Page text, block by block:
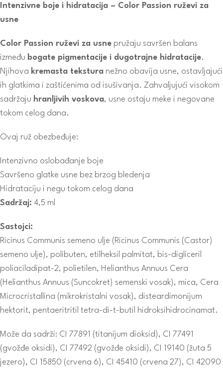
Intenzivne boje i hidratacija – Color Passion ruževi za
usne
Color Passion ruževi za usne pružaju savršen balans
između bogate pigmentacije i dugotrajne hidratacije.
Njihova kremasta tekstura nežno obavija usne, ostavljajući
ih glatkima i zaštićenima od isušivanja. Zahvaljujući visokom
sadržaju hranljivih voskova, usne ostaju meke i negovane
tokom celog dana.
Ovaj ruž obezbeđuje:
Intenzivno oslobađanje boje
Savršeno glatke usne bez brzog bledenja
Hidrataciju i negu tokom celog dana
Sadržaj: 4,5 ml
Sastojci:
Ricinus Communis semeno ulje (Ricinus Communis (Castor)
semeno ulje), polibuten, etilheksil palmitat, bis-digliceril
poliaciladipat-2, polietilen, Helianthus Annuus Cera
(Helianthus Annuus (Suncokret) semenski vosak), mica, Cera
Microcristallina (mikrokristalni vosak), disteardimonijum
hektorit, pentaeritritil tetra-di-t-butil hidroksihidrocinamat.
Može da sadrži: CI 77891 (titanijum dioksid), CI 77491
(gvožđe oksidi), CI 77492 (gvožđe oksidi), CI 19140 (žuta 5
jezero), CI 15850 (crvena 6), CI 45410 (crvena 27), CI 42090